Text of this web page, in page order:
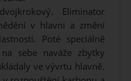
Eliminator
v hlavni a změní
Poté speciálně
sebe naváže zbytky
ve vývrtu hlavně.